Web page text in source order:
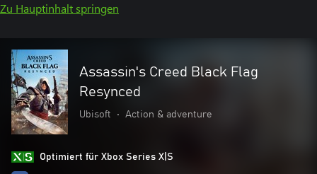
Zu Hauptinhalt springen
Assassin's Creed Black Flag
Resynced
Ubisoft • Action & adventure
Optimiert für Xbox Series X|S